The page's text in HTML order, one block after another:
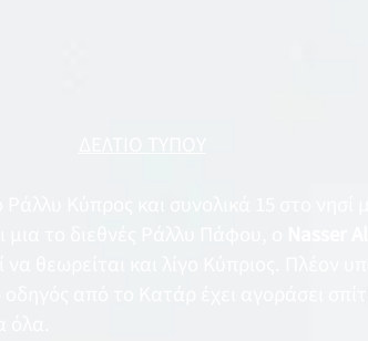
Κύπρος και συνολικά 15 στο νησί
το διεθνές Ράλλυ Πάφου, ο
θεωρείται και λίγο Κύπριος. Πλέον
από το Κατάρ έχει αγοράσει